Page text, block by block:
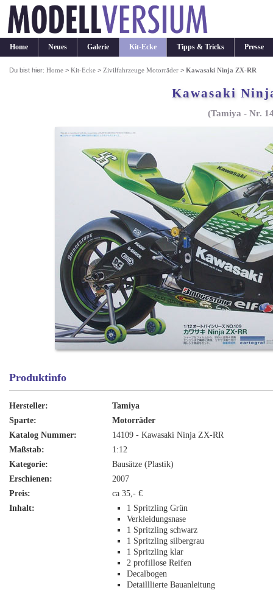
Home Neues Galerie Kit-Ecke Tipps & Tricks Presse
Du bist hier:Home >Kit-Ecke > Zivilfahrzeuge Motorräder >Kawasaki Ninja ZX-RR
Kawasaki
(Tamiya - Nr.
Produktinfo
Hersteller:
Tamiya
Sparte:
Motorräder
Katalog Nummer:
14109 - Kawasaki Ninja ZX-RR
Maßstab:
1:12
Kategorie:
Bausätze (Plastik)
Erschienen:
2007
Preis:
ca 35,- €
Inhalt:
1 Spritzling Grün
Verkleidungsnase
1 Spritzling schwarz
1 Spritzling silbergrau
1 Spritzling klar
2 profillose Reifen
Decalbogen
Detailllierte Bauanleitung